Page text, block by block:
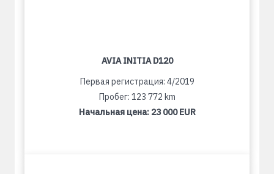
AVIA INITIA D120
Первая регистрация: 4/2019
Пробег: 123 772 km
Начальная цена: 23 000 EUR